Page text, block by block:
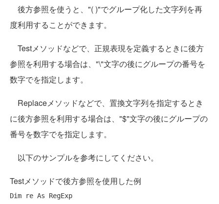
後方参照を使うと、"( )"でグループ化した文字列を再
度利用することができます。
Testメソッドなどで、正規表現を定義するときに後方
参照を利用する場合は、"\"文字の後にグループの番号を
数字でを指定します。
Replaceメソッドなどで、置換文字列を指定するとき
に後方参照を利用する場合は、"$"文字の後にグループの
番号を数字でを指定します。
以下のサンプルを参考にしてください。
Testメソッドで後方参照を使用した例
Dim re As RegExp